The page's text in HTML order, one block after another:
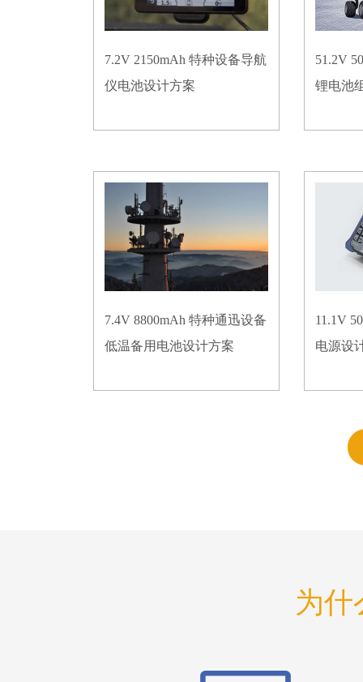
7.2V 2150mAh 特种设备导航
仪电池设计方案
51.2V
锂电池
7.4V 8800mAh 特种通迅设备
低温备用电池设计方案
11.1V
电源设
为什